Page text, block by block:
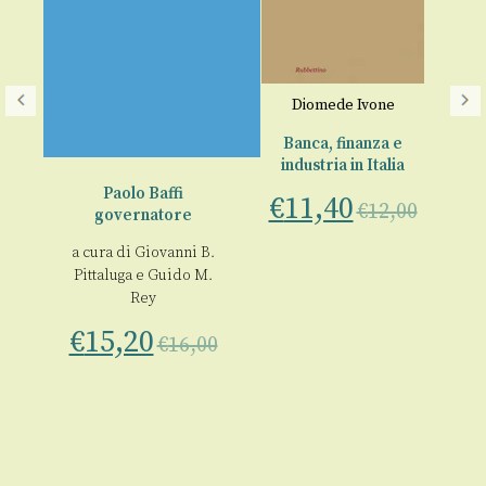
Paolo Baffi
governatore
a cura di Giovanni B.
Pittaluga e Guido M.
Rey
€15,20€16,00
Diomede Ivone
Banca, finanza e
industria in Italia
€11,40€12,00